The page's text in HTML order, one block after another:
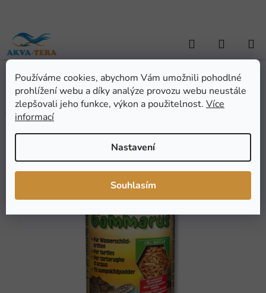
Používáme cookies, abychom Vám umožnili pohodlné
prohlížení webu a díky analýze provozu webu neustále
zlepšovali jeho funkce, výkon a použitelnost. Více
informací
Nastavení
Souhlasím
obsah
Hledat
KOŠÍK
Domů / TERARISTIKA / Výběr dle zvířat / Vodní želvy / JBL
Gammarus 250 ml
JBL Gammarus 250 ml
Průměrné
produktu
0,0
z
NeohodnocenoPodrobnosti hodnocení